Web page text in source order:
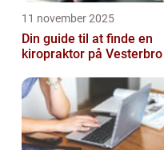
11 november 2025
Din guide til at finde en
kiropraktor på Vesterbro